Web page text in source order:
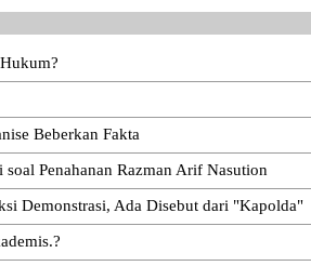
Beberkan Fakta
Penahanan Razman Arif Nasution
Demonstrasi, Ada Disebut dari "Kapolda"